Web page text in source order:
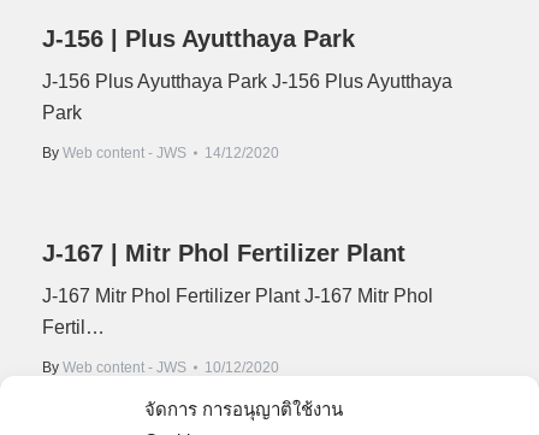
จัดการ การอนุญาติใช้งาน
J-156 | Plus Ayutthaya Park
J-156 Plus Ayutthaya Park J-156 Plus Ayutthaya
Park
By Web content - JWS 14/12/2020
J-167 | Mitr Phol Fertilizer Plant
J-167 Mitr Phol Fertilizer Plant J-167 Mitr Phol
Fertil…
By Web content - JWS 10/12/2020